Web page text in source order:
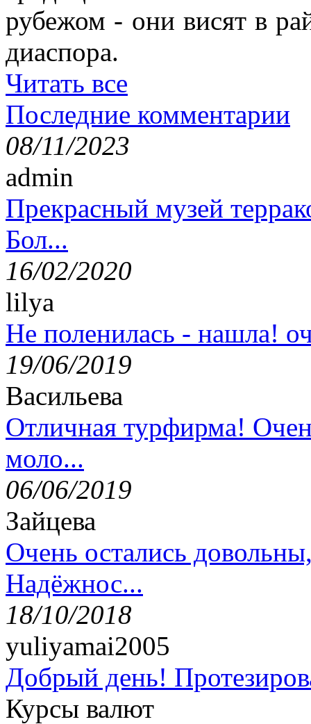
рубежом - они висят в
диаспора.
Читать все
Последние комментарии
08/11/2023
admin
Прекрасный музей
Бол...
16/02/2020
lilya
Не поленилась - нашла!
19/06/2019
Васильева
Отличная турфирма!
моло...
06/06/2019
Зайцева
Очень остались
Надёжнос...
18/10/2018
yuliyamai2005
Добрый день!
Курсы валют